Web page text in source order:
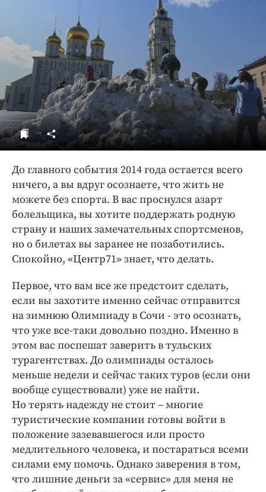
ДоброЦентр
Голодный шпион
До главного события 2014 года остается всего
ничего, а вы вдруг осознаете, что жить не
можете без спорта. В вас проснулся азарт
болельщика, вы хотите поддержать родную
страну и наших замечательных спортсменов,
но о билетах вы заранее не позаботились.
Спокойно, «Центр71» знает, что делать.
Первое, что вам все же предстоит сделать,
если вы захотите именно сейчас отправится
на зимнюю Олимпиаду в Сочи - это осознать,
что уже все-таки довольно поздно. Именно в
этом вас поспешат заверить в тульских
турагентствах. До олимпиады осталось
меньше недели и сейчас таких туров (если они
вообще существовали) уже не найти.
Но терять надежду не стоит – многие
туристические компании готовы войти в
положение зазевавшегося или просто
медлительного человека, и постараться всеми
силами ему помочь. Однако заверения в том,
что лишние деньги за «сервис» для меня не